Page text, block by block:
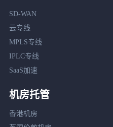
SD-WAN
云专线
MPLS专线
IPLC专线
SaaS加速
机房托管
香港机房